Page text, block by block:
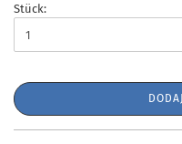
Stück: